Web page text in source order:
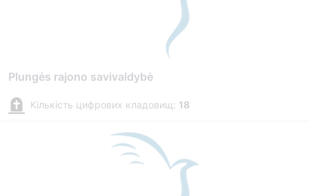
Plungės rajono savivaldybė
Кількість цифрових кладовищ: 18